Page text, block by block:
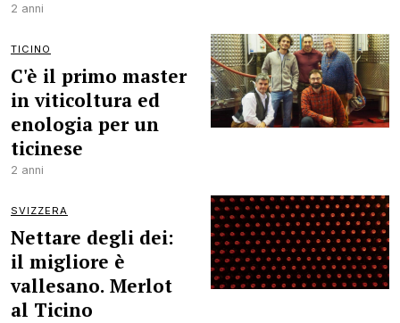
2 anni
TICINO
C'è il primo master
in viticoltura ed
enologia per un
ticinese
2 anni
SVIZZERA
Nettare degli dei:
il migliore è
vallesano. Merlot
al Ticino